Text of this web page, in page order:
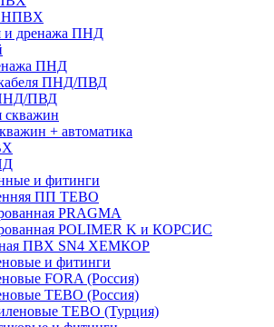
НПВХ
и дренажа ПНД
ПНД
ПНД/ПВД
ПВД
скважин
+ автоматика
и фитинги
ПП TEBO
PRAGMA
POLIMER K и КОРСИС
ПВХ SN4 ХЕМКОР
и фитинги
FORA (Россия)
TEBO (Россия)
TEBO (Турция)